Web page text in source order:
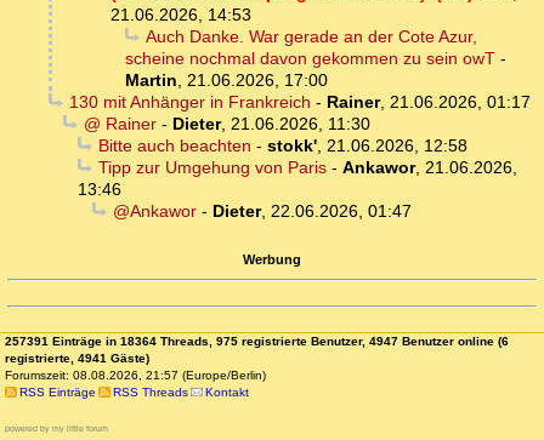
21.06.2026, 14:53
Auch Danke. War gerade an der Cote Azur,
scheine nochmal davon gekommen zu sein owT -
Martin, 21.06.2026, 17:00
130 mit Anhänger in Frankreich - Rainer, 21.06.2026, 01:17
@ Rainer- Dieter, 21.06.2026, 11:30
Bitte auch beachten - stokk', 21.06.2026, 12:58
Tipp zur Umgehung von Paris- Ankawor, 21.06.2026,
13:46
@Ankawor- Dieter, 22.06.2026, 01:47
Werbung
257391 Einträge in 18364 Threads, 975 registrierte Benutzer, 4947 Benutzer online (6
registrierte, 4941 Gäste)
Forumszeit: 08.08.2026, 21:57 (Europe/Berlin)
RSS Einträge
RSS Threads Kontakt
powered by my little forum